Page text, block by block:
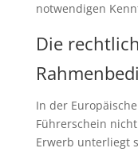
notwendigen
Die
In der
Führerschein
Erwerb unterliegt